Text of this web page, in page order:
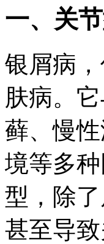
一、关
银屑病
肤病。
藓、慢
境等多
型，除
甚至导